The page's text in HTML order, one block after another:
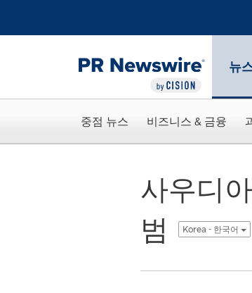
뉴
중점 뉴스 비즈니스 & 금융
사우디
범
Korea - 한국어